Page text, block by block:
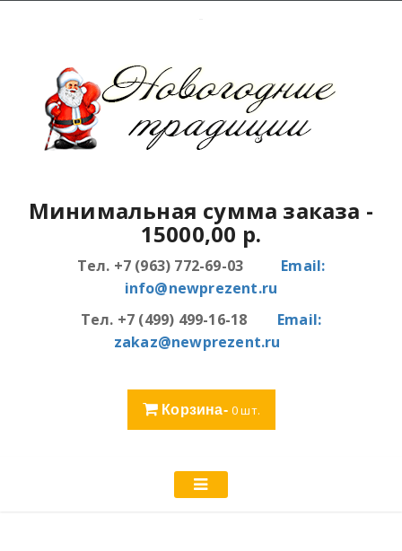
Минимальная сумма заказа -
15000,00 р.
Тел. +7 (963) 772-69-03 Email:
info@newprezent.ru
Тел. +7 (499) 499-16-18 Email:
zakaz@newprezent.ru
Корзина- 0шт.